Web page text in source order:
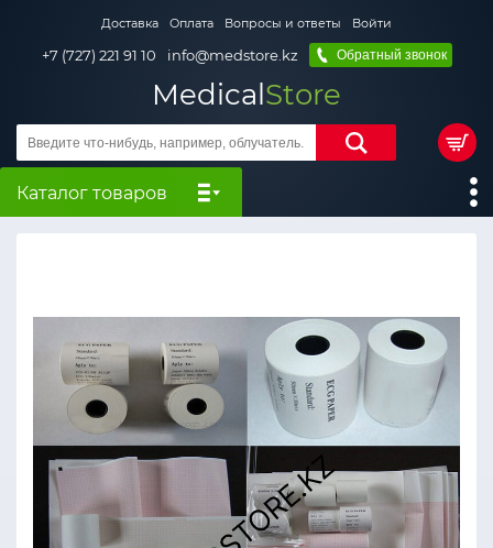
Доставка Оплата Вопросы и ответы Войти
+7 (727) 221 91 10 info@medstore.kz Обратный звонок
MedicalStore
Каталог товаров